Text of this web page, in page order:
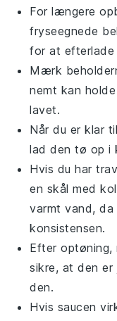
For længere
fryseegnede
for at efterlade
Mærk
nemt kan
lavet.
Når du er klar
lad den tø op i
Hvis du har
en skål med
varmt vand,
konsistensen.
Efter
sikre, at den
den.
Hvis saucen